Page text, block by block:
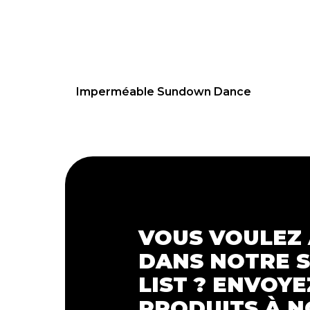
79.95€
Imperméable Sundown Dance
VOUS
DANS NOTRE
LIST ?